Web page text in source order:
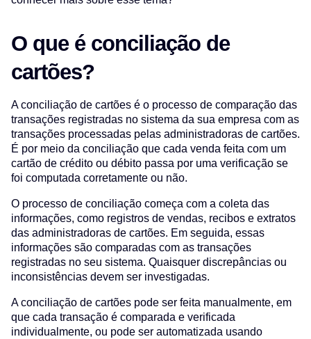
O que é conciliação de
cartões?
A conciliação de cartões é o processo de comparação das
transações registradas no sistema da sua empresa com as
transações processadas pelas administradoras de cartões.
É por meio da conciliação que cada venda feita com um
cartão de crédito ou débito passa por uma verificação se
foi computada corretamente ou não.
O processo de conciliação começa com a coleta das
informações, como registros de vendas, recibos e extratos
das administradoras de cartões. Em seguida, essas
informações são comparadas com as transações
registradas no seu sistema. Quaisquer discrepâncias ou
inconsistências devem ser investigadas.
A conciliação de cartões pode ser feita manualmente, em
que cada transação é comparada e verificada
individualmente, ou pode ser automatizada usando